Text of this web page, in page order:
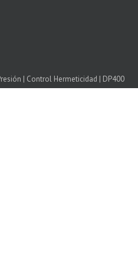
| Control Hermeticidad | DP400